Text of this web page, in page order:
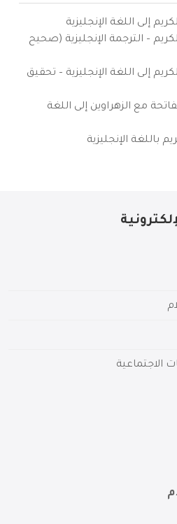
إلى اللغة الإنجليزية
– الترجمة الإنجليزية (صحيح
إلى اللغة الإنجليزية – تحقيق
مع الزهراوين إلى اللغة
باللغة الإنجليزية
الاجتماعية